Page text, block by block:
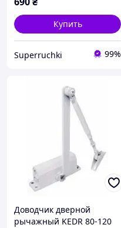
Купить
Superruchki 99%
Доводчик дверной
рычажный KEDR 80-120